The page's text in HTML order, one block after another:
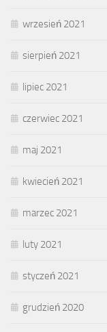
wrzesień 2021
sierpień 2021
lipiec 2021
czerwiec 2021
maj 2021
kwiecień 2021
marzec 2021
luty 2021
styczeń 2021
grudzień 2020